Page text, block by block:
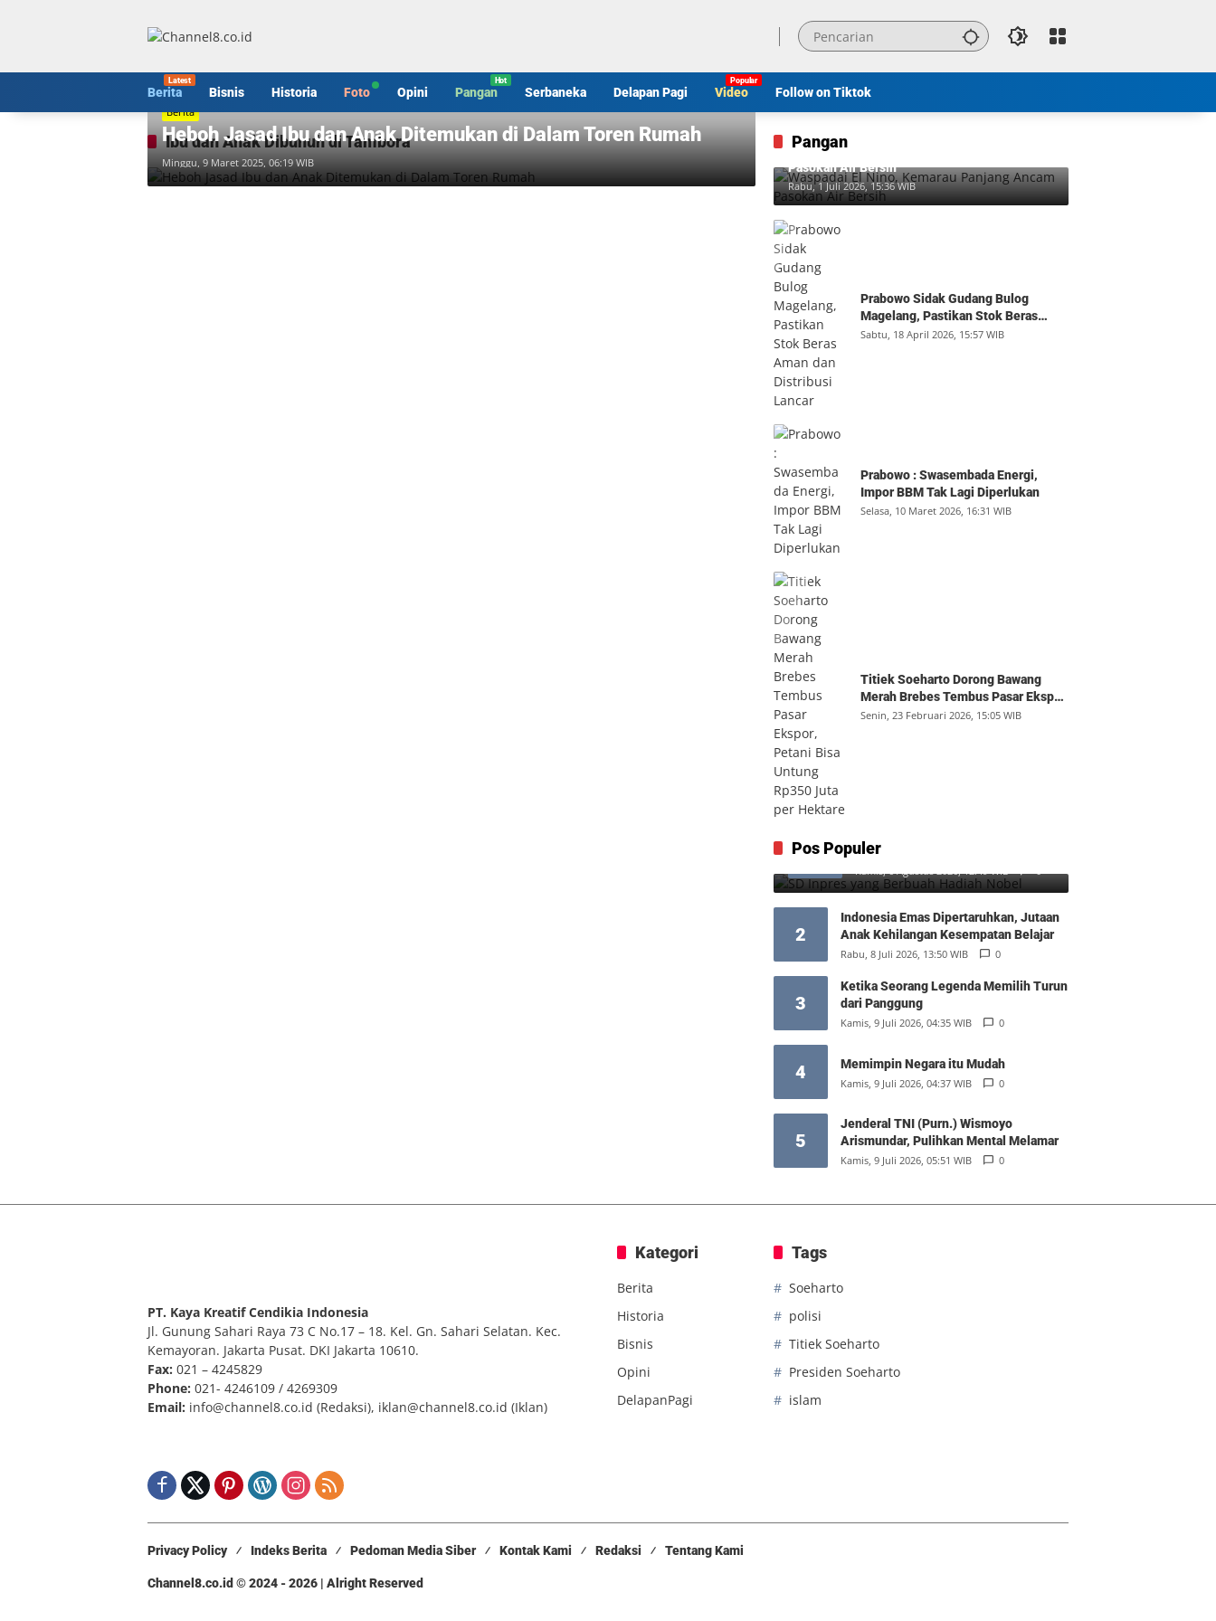
Berita Bisnis Historia Foto Opini Pangan Serbaneka Delapan Pagi Video Follow on Tiktok
Ibu dan Anak Dibunuh di Tambora
Berita
Heboh Jasad Ibu dan Anak Ditemukan di Dalam Toren Rumah
Minggu, 9 Maret 2025, 06:19 WIB
Pangan
Waspadai El Nino, Kemarau Panjang Ancam
Pasokan Air Bersih
Rabu, 1 Juli 2026, 15:36 WIB
Prabowo Sidak Gudang Bulog
Magelang, Pastikan Stok Beras
Aman dan Distribusi Lancar
Sabtu, 18 April 2026, 15:57 WIB
Prabowo : Swasembada Energi,
Impor BBM Tak Lagi Diperlukan
Selasa, 10 Maret 2026, 16:31 WIB
Titiek Soeharto Dorong Bawang
Merah Brebes Tembus Pasar Ekspor,
Petani Bisa Untung Rp350 Juta per
Senin, 23 Februari 2026, 15:05 WIB
Pos Populer
1
Nobel
Kamis, 6 Agustus 2026, 12:49 WIB 0
2
Indonesia Emas Dipertaruhkan, Jutaan
Anak Kehilangan Kesempatan Belajar
Rabu, 8 Juli 2026, 13:50 WIB 0
3
Ketika Seorang Legenda Memilih Turun
dari Panggung
Kamis, 9 Juli 2026, 04:35 WIB 0
4 Memimpin Negara itu Mudah
Kamis, 9 Juli 2026, 04:37 WIB 0
5
Jenderal TNI (Purn.) Wismoyo
Arismundar, Pulihkan Mental Melamar
Kamis, 9 Juli 2026, 05:51 WIB 0
PT. Kaya Kreatif Cendikia Indonesia
Jl. Gunung Sahari Raya 73 C No.17 – 18. Kel. Gn. Sahari Selatan. Kec.
Kemayoran. Jakarta Pusat. DKI Jakarta 10610.
Fax: 021 – 4245829
Phone: 021- 4246109 / 4269309
Email: info@channel8.co.id (Redaksi), iklan@channel8.co.id (Iklan)
Kategori
Berita
Historia
Bisnis
Opini
DelapanPagi
Tags
Soeharto
polisi
Titiek Soeharto
Presiden Soeharto
islam
Privacy Policy Indeks Berita Pedoman Media Siber Kontak Kami Redaksi Tentang Kami
Channel8.co.id © 2024 - 2026 | Alright Reserved